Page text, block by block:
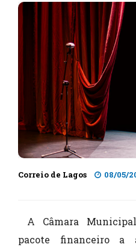
Correio de Lagos 08/05/
A Câmara
pacote financeiro a